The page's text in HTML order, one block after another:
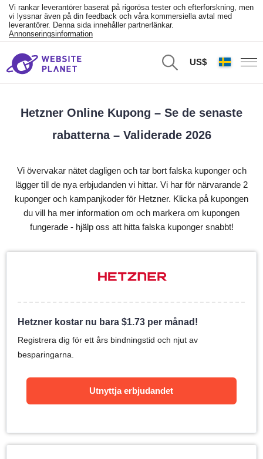
Vi rankar leverantörer baserat på rigorösa tester och efterforskning, men
vi lyssnar även på din feedback och våra kommersiella avtal med
leverantörer. Denna sida innehåller partnerlänkar.
Annonseringsinformation
US$
Hetzner Online Kupong – Se de senaste
rabatterna – Validerade 2026
Vi övervakar nätet dagligen och tar bort falska kuponger och
lägger till de nya erbjudanden vi hittar. Vi har för närvarande 2
kuponger och kampanjkoder för Hetzner. Klicka på kupongen
du vill ha mer information om och markera om kupongen
fungerade - hjälp oss att hitta falska kuponger snabbt!
Hetzner kostar nu bara$1.73 per månad!
Registrera dig för ett års bindningstid och njut av
besparingarna.
Utnyttja erbjudandet